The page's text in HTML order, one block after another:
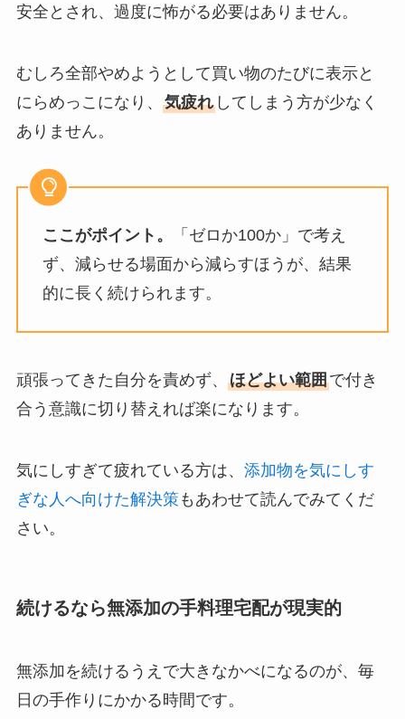
安全とされ、過度に怖がる必要はありません。
むしろ全部やめようとして買い物のたびに表示と
にらめっこになり、 気疲れしてしまう方が少なく
ありません。
ここがポイント。
「ゼロか100か」で考え
ず、減らせる場面から減らすほうが、結果
的に長く続けられます。
頑張ってきた自分を責めず、 ほどよい範囲で付き
合う意識に切り替えれば楽になります。
気にしすぎて疲れている方は、 添加物を気にしす
ぎな人へ向けた解決策もあわせて読んでみてくだ
さい。
続けるなら無添加の手料理宅配が現実的
無添加を続けるうえで大きなかべになるのが、毎
日の手作りにかかる時間です。